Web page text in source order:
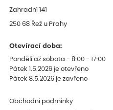
Zahradní 141
250 68 Řež u Prahy
Otevírací doba:
Pondělí až sobota - 8:00 - 17:00
Pátek 1.5.2026 je otevřeno
Pátek 8.5.2026 je zavřeno
Obchodní podmínky